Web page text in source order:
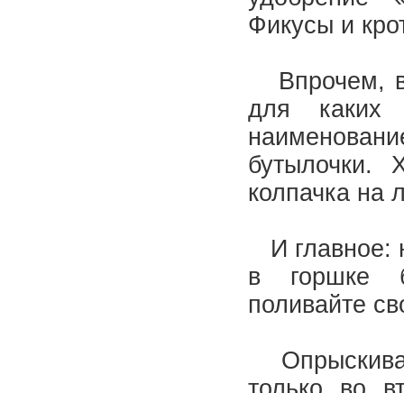
Фикусы и
Впрочем,
для каких
колпачка на
И главное:
в горшке
поливайте